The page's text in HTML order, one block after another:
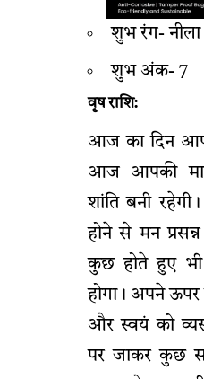
शुभ रंग- नीला
शुभ अंक- 7
वृष राशि:
आज का दिन
आज आपकी
शांति बनी
होने से मन
कुछ होते हुए
होगा। अपने ऊपर
और स्वयं को
पर जाकर कुछ